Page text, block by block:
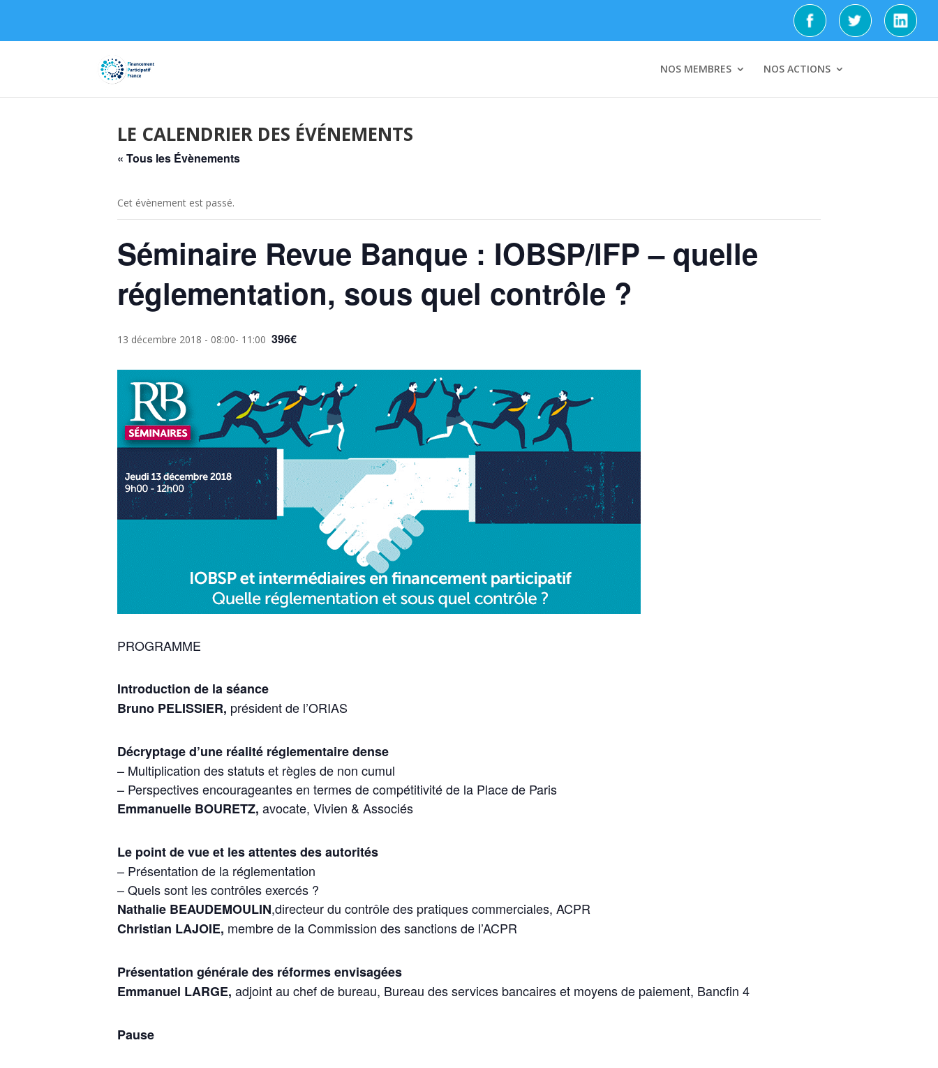
NOS MEMBRES NOS ACTIONS
LE CALENDRIER DES ÉVÉNEMENTS
« Tous les Évènements
Cet évènement est passé.
Séminaire Revue Banque : IOBSP/IFP – quelle
réglementation, sous quel contrôle ?
13 décembre 2018 - 08:00- 11:00 396€
PROGRAMME
Introduction de la séance
Bruno PELISSIER, président de l’ORIAS
Décryptage d’une réalité réglementaire dense
– Multiplication des statuts et règles de non cumul
– Perspectives encourageantes en termes de compétitivité de la Place de Paris
Emmanuelle BOURETZ, avocate, Vivien & Associés
Le point de vue et les attentes des autorités
– Présentation de la réglementation
– Quels sont les contrôles exercés ?
Nathalie BEAUDEMOULIN,directeur du contrôle des pratiques commerciales, ACPR
Christian LAJOIE, membre de la Commission des sanctions de l’ACPR
Présentation générale des réformes envisagées
Emmanuel LARGE, adjoint au chef de bureau, Bureau des services bancaires et moyens de paiement, Bancfin 4
Pause